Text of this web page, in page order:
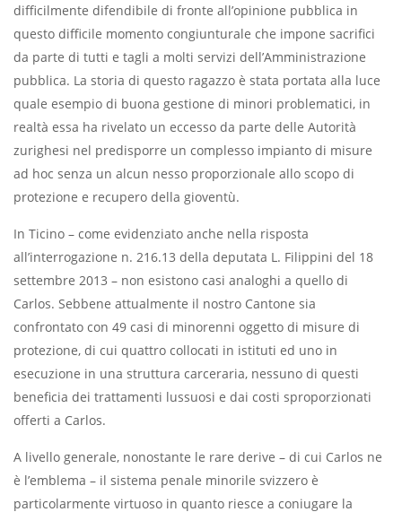
difficilmente difendibile di fronte all’opinione pubblica in
questo difficile momento congiunturale che impone sacrifici
da parte di tutti e tagli a molti servizi dell’Amministrazione
pubblica. La storia di questo ragazzo è stata portata alla luce
quale esempio di buona gestione di minori problematici, in
realtà essa ha rivelato un eccesso da parte delle Autorità
zurighesi nel predisporre un complesso impianto di misure
ad hoc senza un alcun nesso proporzionale allo scopo di
protezione e recupero della gioventù.
In Ticino – come evidenziato anche nella risposta
all’interrogazione n. 216.13 della deputata L. Filippini del 18
settembre 2013 – non esistono casi analoghi a quello di
Carlos. Sebbene attualmente il nostro Cantone sia
confrontato con 49 casi di minorenni oggetto di misure di
protezione, di cui quattro collocati in istituti ed uno in
esecuzione in una struttura carceraria, nessuno di questi
beneficia dei trattamenti lussuosi e dai costi sproporzionati
offerti a Carlos.
A livello generale, nonostante le rare derive – di cui Carlos ne
è l’emblema – il sistema penale minorile svizzero è
particolarmente virtuoso in quanto riesce a coniugare la